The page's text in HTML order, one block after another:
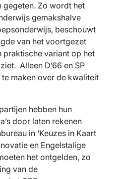
gegeten. Zo wordt het
gemakshalve
beschouwt
van het voortgezet
praktische variant op het
Alleen D’66 en SP
maken over de kwaliteit
hebben hun
door laten rekenen
in ‘Keuzes in Kaart
en Engelstalige
het ontgelden, zo
van de